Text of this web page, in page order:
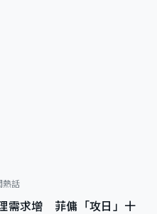
熱話
需求增 菲傭「攻日」十